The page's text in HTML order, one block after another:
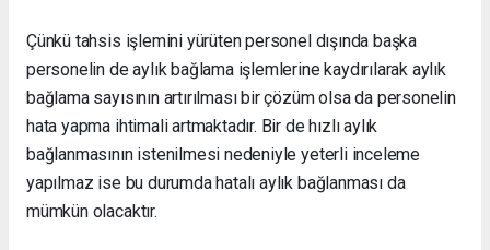
Çünkü tahsis işlemini yürüten personel dışında başka
personelin de aylık bağlama işlemlerine kaydırılarak aylık
bağlama sayısının artırılması bir çözüm olsa da personelin
hata yapma ihtimali artmaktadır. Bir de hızlı aylık
bağlanmasının istenilmesi nedeniyle yeterli inceleme
yapılmaz ise bu durumda hatalı aylık bağlanması da
mümkün olacaktır.